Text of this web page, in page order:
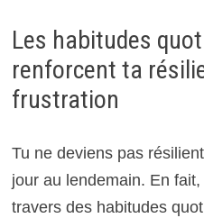
Les habitudes
renforcent ta
frustration
Tu ne deviens pas
jour au lendemain. En
travers des habitudes